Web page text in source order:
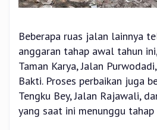
Beberapa ruas jalan lainnya
anggaran tahap awal tahun
Taman Karya, Jalan
Bakti. Proses perbaikan juga
Tengku Bey, Jalan Rajawali,
yang saat ini menunggu tahap